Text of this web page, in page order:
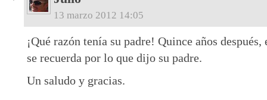
13 marzo 2012 14:05
¡Qué razón tenía su padre! Quince años
se recuerda por lo que dijo su padre.
Un saludo y gracias.